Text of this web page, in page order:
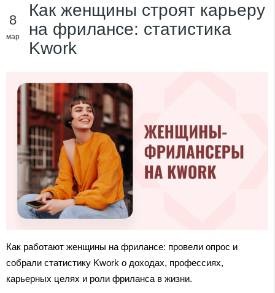
8
мар
Как женщины строят карьеру
на фрилансе: статистика
Kwork
Как работают женщины на фрилансе: провели опрос и
собрали статистику Kwork о доходах, профессиях,
карьерных целях и роли фриланса в жизни.